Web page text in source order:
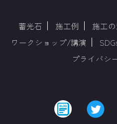
蓄光石 施工例 施工
ワークショップ/講演
プライバシ